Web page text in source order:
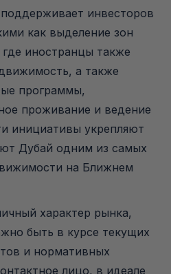
инвесторов
как выделение зон
иностранцы также
а также
программы,
проживание и ведение
инициативы укрепляют
Дубай одним из самых
на Ближнем
характер рынка,
быть в курсе текущих
и нормативных
лицо, в идеале